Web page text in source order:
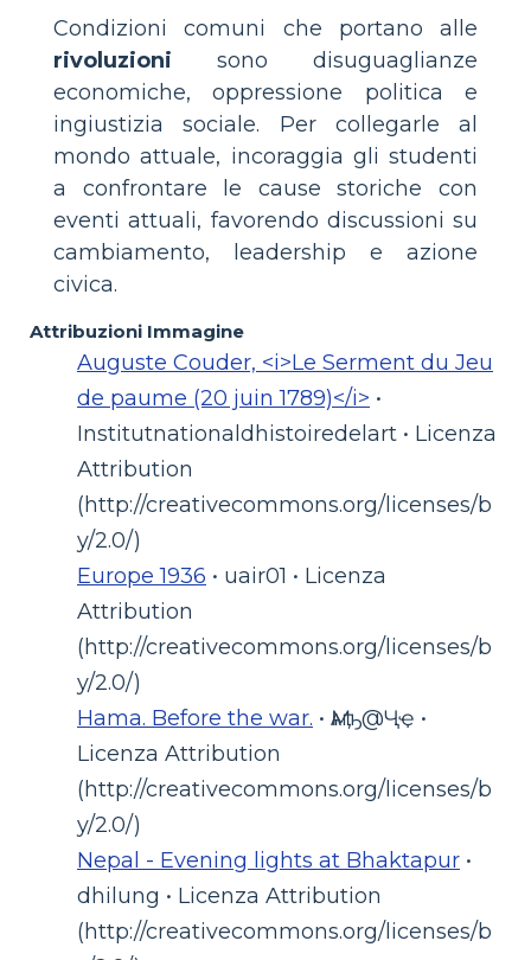
Condizioni comuni che portano alle
rivoluzioni sono disuguaglianze
economiche, oppressione politica e
ingiustizia sociale. Per collegarle al
mondo attuale, incoraggia gli studenti
a confrontare le cause storiche con
eventi attuali, favorendo discussioni su
cambiamento, leadership e azione
civica.
Attribuzioni Immagine
Auguste Couder, <i>Le Serment du Jeu
de paume (20 juin 1789)</i> •
Institutnationaldhistoiredelart‎ • Licenza
Attribution
(http://creativecommons.org/licenses/b
y/2.0/)
Europe 1936 • uair01 • Licenza
Attribution
(http://creativecommons.org/licenses/b
y/2.0/)
Hama. Before the war. • Ӎѧҧ@Ҷҿ •
Licenza Attribution
(http://creativecommons.org/licenses/b
y/2.0/)
Nepal - Evening lights at Bhaktapur •
dhilung • Licenza Attribution
(http://creativecommons.org/licenses/b